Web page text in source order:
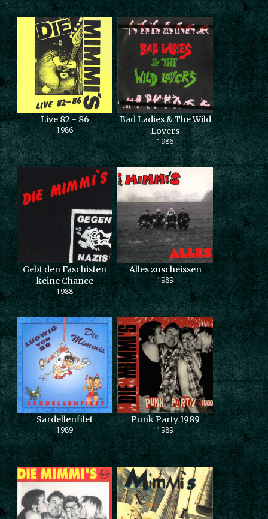
Live 82 - 86
1986
Bad Ladies & The Wild
Lovers
1986
Gebt den Faschisten
keine Chance
1988
Alles zuscheissen
1989
Sardellenfilet
1989
Punk Party 1989
1989